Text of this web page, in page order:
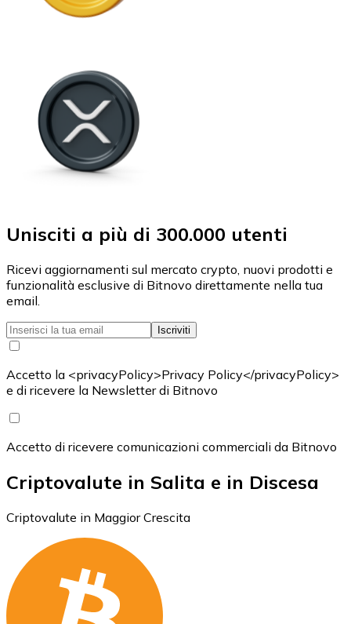
Unisciti a più di 300.000 utenti
Ricevi aggiornamenti sul mercato crypto, nuovi prodotti e
funzionalità esclusive di Bitnovo direttamente nella tua
email.
Iscriviti
Accetto la <privacyPolicy>Privacy Policy</privacyPolicy>
e di ricevere la Newsletter di Bitnovo
Accetto di ricevere comunicazioni commerciali da Bitnovo
Criptovalute in Salita e in Discesa
Criptovalute in Maggior Crescita